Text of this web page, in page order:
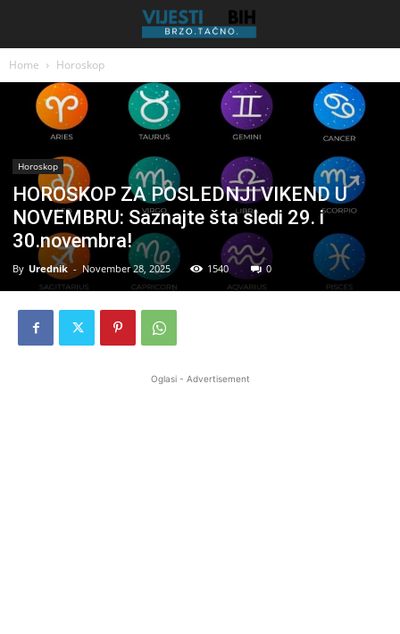
Home Horoskop
Horoskop
HOROSKOP ZA POSLEDNJI VIKEND U
NOVEMBRU: Saznajte šta sledi 29. i
30.novembra!
By Urednik - November 28, 2025 1540 0
Oglasi - Advertisement